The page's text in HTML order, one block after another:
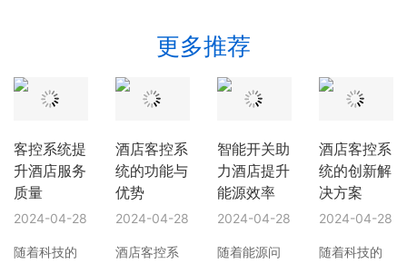
更多推荐
客控系统提
升酒店服务
质量
2024-04-28
随着科技的
酒店客控系
统的功能与
优势
2024-04-28
酒店客控系
智能开关助
力酒店提升
能源效率
2024-04-28
随着能源问
酒店客控系
统的创新解
决方案
2024-04-28
随着科技的